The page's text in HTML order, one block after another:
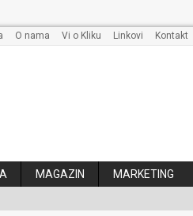
O nama Vi o Kliku Linkovi Kontakt
MAGAZIN MARKETING